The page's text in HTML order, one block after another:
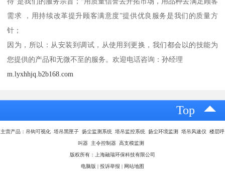
需求 ，用持续改革提升顾客满意度”提供优良服务是我们的质量方
针；
因为，所以：从安装到调试，从使用到更换，我们都会以的技能为
您提供的产品和无微不至的服务。欢迎电话咨询：孙经理
m.lyxhhjq.b2b168.com
Top
主营产品：吊钩可视化 塔吊黑匣子 扬尘监测系统 塔吊监控系统 扬尘环境监测 塔吊风速仪 楼层呼
叫器 主令控制器 高支模监测
版权所有：上海融瑞环保科技有限公司
电脑版 | 投诉举报 | 网站地图